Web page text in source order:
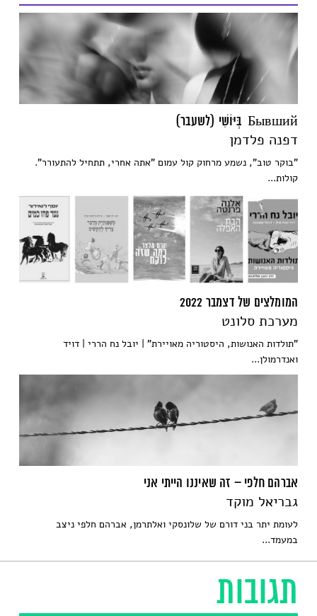
תגובות
Бывший בְּיּוֹשִׁי (לשעבר)
דפנה פלדמן
"בוקר טוב", נשמע מרחוק קול עמום "אתה אחרי, תתחיל להתעורר".
קולות...
המומלצים של דצמבר 2022
מערכת סלונט
"תולדות האנושות, היסטוריה מאויירת" | יובל נח הררי | דויד
ואנדרמולן...
אברהם חלפי – זה שאיננו הייתי אני
גבריאל מוקד
לעומת יתר בני דורם של שלונסקי ואלתרמן, אברהם חלפי ניצב
במעמד...